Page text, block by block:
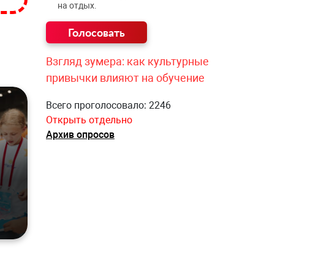
на отдых.
Взгляд зумера: как культурные
привычки влияют на обучение
Всего проголосовало: 2246
Открыть отдельно
Архив опросов